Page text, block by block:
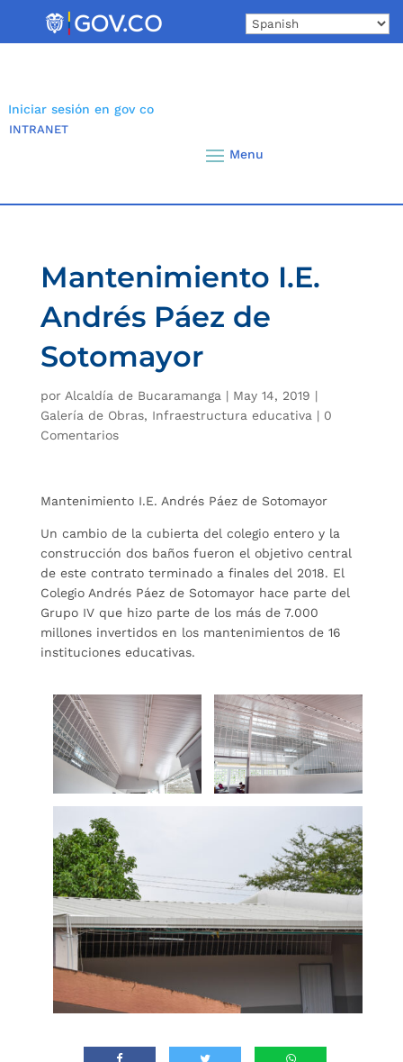
Iniciar sesión en gov co
INTRANET
Mantenimiento I.E.
Andrés Páez de
Sotomayor
por Alcaldía de Bucaramanga | May 14, 2019 |
Galería de Obras, Infraestructura educativa | 0
Comentarios
Mantenimiento I.E. Andrés Páez de Sotomayor
Un cambio de la cubierta del colegio entero y la
construcción dos baños fueron el objetivo central
de este contrato terminado a finales del 2018. El
Colegio Andrés Páez de Sotomayor hace parte del
Grupo IV que hizo parte de los más de 7.000
millones invertidos en los mantenimientos de 16
instituciones educativas.